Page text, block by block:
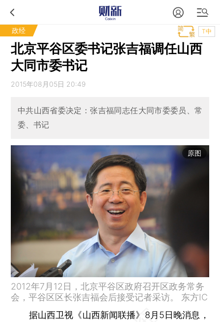
政经 T中
北京平谷区委书记张吉福调任山西
大同市委书记
2015年08月05日 20:49
中共山西省委决定：张吉福同志任大同市委委员、常
委、书记
原图
2012年7月12日，北京平谷区政府召开区政务常务
会，平谷区区长张吉福会后接受记者采访。 东方IC
据山西卫视《山西新闻联播》8月5日晚消息，